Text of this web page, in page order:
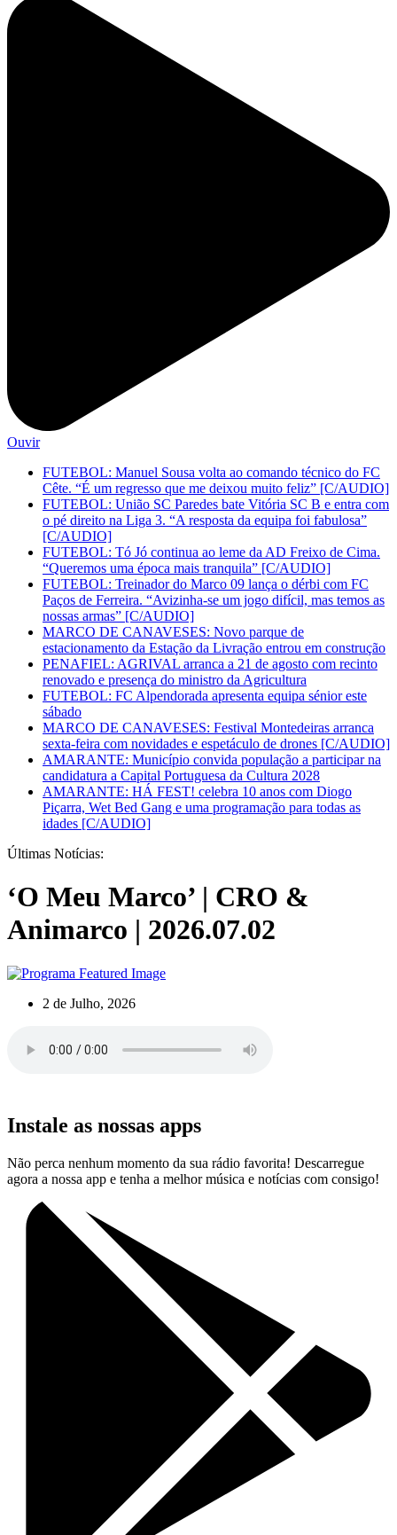
Ouvir
FUTEBOL: Manuel Sousa volta ao comando técnico do FC
Cête. “É um regresso que me deixou muito feliz” [C/AUDIO]
FUTEBOL: União SC Paredes bate Vitória SC B e entra com
o pé direito na Liga 3. “A resposta da equipa foi fabulosa”
[C/AUDIO]
FUTEBOL: Tó Jó continua ao leme da AD Freixo de Cima.
“Queremos uma época mais tranquila” [C/AUDIO]
FUTEBOL: Treinador do Marco 09 lança o dérbi com FC
Paços de Ferreira. “Avizinha-se um jogo difícil, mas temos as
nossas armas” [C/AUDIO]
MARCO DE CANAVESES: Novo parque de
estacionamento da Estação da Livração entrou em construção
PENAFIEL: AGRIVAL arranca a 21 de agosto com recinto
renovado e presença do ministro da Agricultura
FUTEBOL: FC Alpendorada apresenta equipa sénior este
sábado
MARCO DE CANAVESES: Festival Montedeiras arranca
sexta-feira com novidades e espetáculo de drones [C/AUDIO]
AMARANTE: Município convida população a participar na
candidatura a Capital Portuguesa da Cultura 2028
AMARANTE: HÁ FEST! celebra 10 anos com Diogo
Piçarra, Wet Bed Gang e uma programação para todas as
idades [C/AUDIO]
Últimas Notícias:
‘O Meu Marco’ | CRO &
Animarco | 2026.07.02
2 de Julho, 2026
Instale as nossas apps
Não perca nenhum momento da sua rádio favorita! Descarregue
agora a nossa app e tenha a melhor música e notícias com consigo!